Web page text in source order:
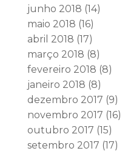
junho 2018 (14)
maio 2018 (16)
abril 2018 (17)
março 2018 (8)
fevereiro 2018 (8)
janeiro 2018 (8)
dezembro 2017 (9)
novembro 2017 (16)
outubro 2017 (15)
setembro 2017 (17)